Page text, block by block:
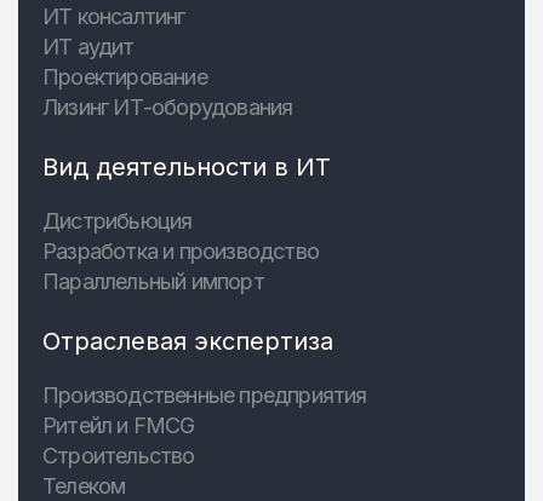
ИТ консалтинг
ИТ аудит
Проектирование
Лизинг ИТ-оборудования
Вид деятельности в ИТ
Дистрибьюция
Разработка и производство
Параллельный импорт
Отраслевая экспертиза
Производственные предприятия
Ритейл и FMCG
Строительство
Телеком